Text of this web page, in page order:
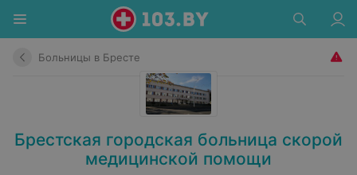
Больницы в Бресте
Брестская городская больница скорой
медицинской помощи